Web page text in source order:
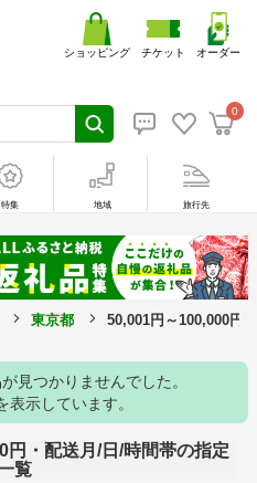
0
ショッピング チケット オーダー
特集 地域 旅行先
東京都 50,001円～100,000円
見つかりませんでした。
表示しています。
・配送月/日/時間帯の指定
覧